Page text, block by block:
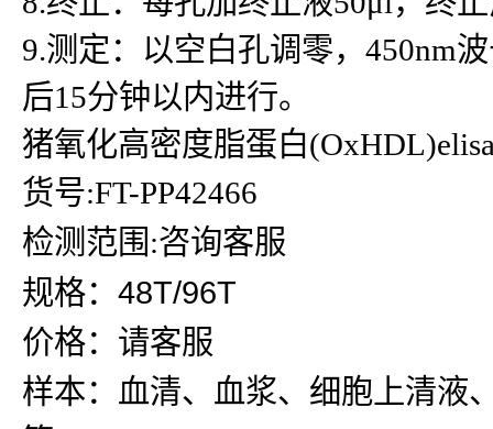
9.测定：以空白孔调零，450nm
后15分钟以内进行。
猪氧化高密度脂蛋白
货号:FT-PP42466
检测范围:咨询客服
规格：48T/96T
价格：请客服
样本：血清、血浆、细胞上清液